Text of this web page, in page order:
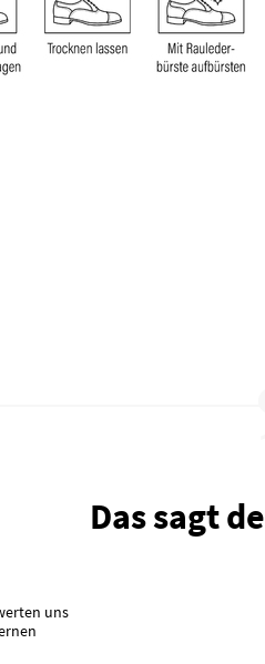
Das sagt
uns